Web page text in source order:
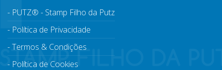
PUTZ® - Stamp Filho da Putz
Política de Privacidade
Termos & Condições
Política de Cookies